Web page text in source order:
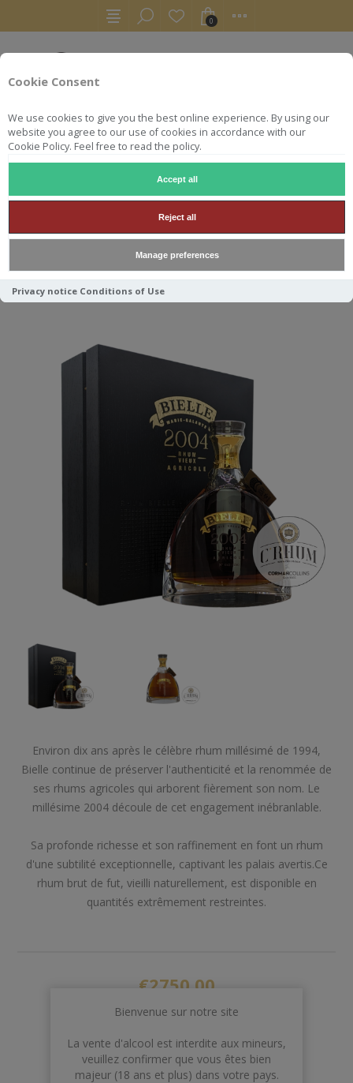
Cookie Consent
We use cookies to give you the best online experience. By using our
website you agree to our use of cookies in accordance with our
Cookie Policy. Feel free to read the policy.
Accept all
Reject all
Manage preferences
Privacy notice Conditions of Use
0
BIELLE CARAFE 2004 47.8°
1/250 BTLS
Environ dix ans après le célèbre rhum millésimé de 1994,
Bielle continue de préserver l'authenticité et la renommée de
ses rhums agricoles qui arborent fièrement son nom. Le
millésime 2004 découle de cet engagement inébranlable.
Sa profonde richesse et son raffinement en font un rhum
d'une subtilité exceptionnelle, captivant les palais avertis.Ce
rhum brut de fut, vieilli naturellement, est disponible en
quantités extrêmement restreintes.
€2750,00
Rupture de stock
Bienvenue sur notre site
La vente d'alcool est interdite aux mineurs,
veuillez confirmer que vous êtes bien
majeur (18 ans et plus) dans votre pays.